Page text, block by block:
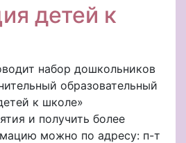
детей к
набор дошкольников
образовательный
к школе»
и получить более
можно по адресу: п-т